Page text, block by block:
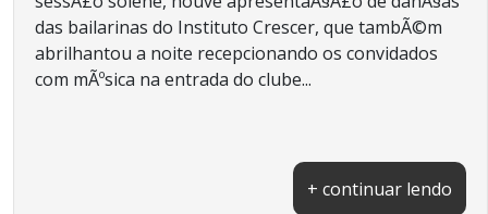
das bailarinas do Instituto Crescer, que tambÃ©m
abrilhantou a noite recepcionando os convidados
com mÃºsica na entrada do clube...
+ continuar lendo